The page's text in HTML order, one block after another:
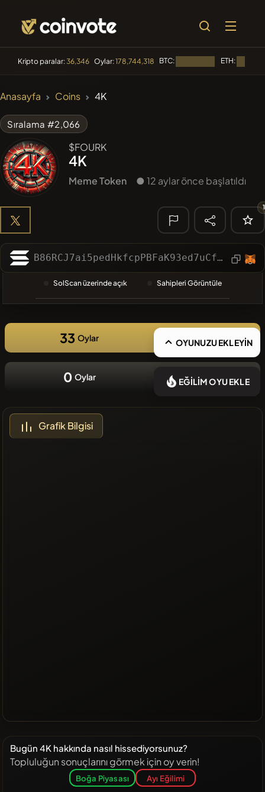
Kripto paralar:36,346 Oylar:178,744,318 BTC: ETH:
#253
Algorithmic Trading
#1
🔎 SON
ARAMA
❌Son
zamanlarda
coin yok
Anasayfa Coins 4K
Sıralama #2,066
$FOURK
4K
Meme Token ● 12 aylar önce başlatıldı
1
B86RCJ7ai5pedHkfcpPBFaK93ed7uCfT3K7qG7qL1TxA
SolScan üzerinde açık Sahipleri Görüntüle
33 Oylar OYUNUZU EKLEYİN
0 Oylar EĞİLİM OYU EKLE
Grafik Bilgisi
Bugün 4K hakkında nasıl hissediyorsunuz?
Topluluğun sonuçlarını görmek için oy verin!
Boğa Piyasası Ayı Eğilimi